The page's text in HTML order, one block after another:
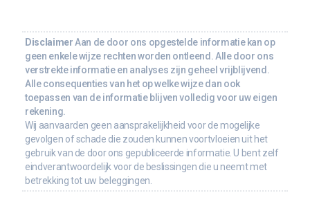
DisclaimerAan de door ons opgestelde informatie kan op
geen enkele wijze rechten worden ontleend. Alle door ons
verstrekte informatie en analyses zijn geheel vrijblijvend.
Alle consequenties van het op welke wijze dan ook
toepassen van de informatie blijven volledig voor uw eigen
rekening.
Wij aanvaarden geen aansprakelijkheid voor de mogelijke
gevolgen of schade die zouden kunnen voortvloeien uit het
gebruik van de door ons gepubliceerde informatie. U bent zelf
eindverantwoordelijk voor de beslissingen die u neemt met
betrekking tot uw beleggingen.